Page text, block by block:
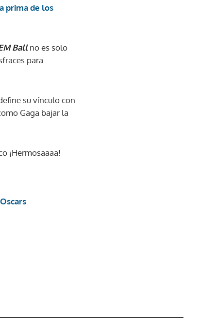
prima de los
Ballno es solo
para
su vínculo con
Gaga bajar la
¡Hermosaaaa!